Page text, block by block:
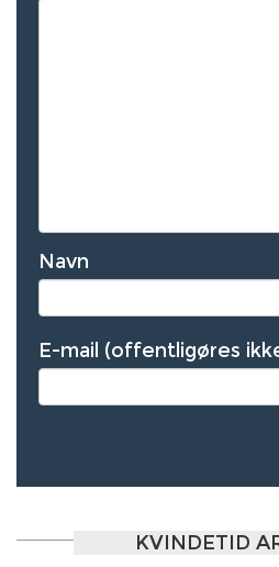
Navn
E-mail (offentligøres
KVINDETID